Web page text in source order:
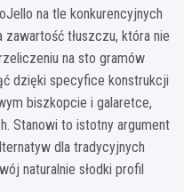
na tle konkurencyjnych
tłuszczu, która nie
na sto gramów
dzięki specyfice konstrukcji
biszkopcie i galaretce,
Stanowi to istotny argument
dla tradycyjnych
naturalnie słodki profil